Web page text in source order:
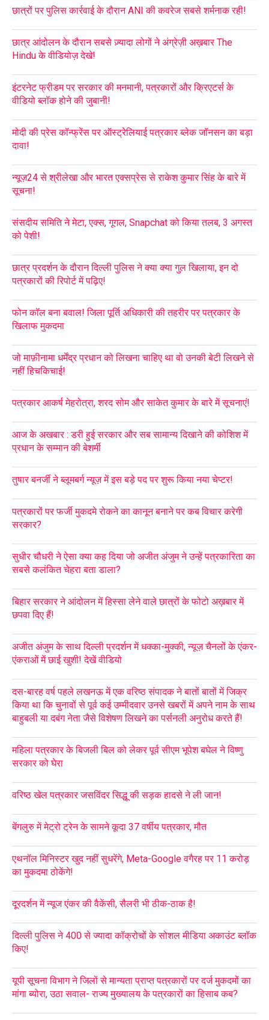
छात्रों पर पुलिस कार्रवाई के दौरान ANI की कवरेज सबसे शर्मनाक रही!
छात्र आंदोलन के दौरान सबसे ज़्यादा लोगों ने अंग्रेज़ी अख़बार The
Hindu के वीडियोज़ देखे!
इंटरनेट फ्रीडम पर सरकार की मनमानी, पत्रकारों और क्रिएटर्स के
वीडियो ब्लॉक होने की जुबानी!
मोदी की प्रेस कॉन्फ्रेंस पर ऑस्ट्रेलियाई पत्रकार ब्लेक जॉनसन का बड़ा
दावा!
न्यूज़24 से श्रीलेखा और भारत एक्सप्रेस से राकेश कुमार सिंह के बारे में
सूचना!
संसदीय समिति ने मेटा, एक्स, गूगल, Snapchat को किया तलब, 3 अगस्त
को पेशी!
छात्र प्रदर्शन के दौरान दिल्ली पुलिस ने क्या क्या गुल खिलाया, इन दो
पत्रकारों की रिपोर्ट में पढ़िए!
फोन कॉल बना बवाल! जिला पूर्ति अधिकारी की तहरीर पर पत्रकार के
खिलाफ मुकदमा
जो माफ़ीनामा धर्मेंद्र प्रधान को लिखना चाहिए था वो उनकी बेटी लिखने से
नहीं हिचकिचाई!
पत्रकार आकर्ष मेहरोत्रा, शरद सोम और साकेत कुमार के बारे में सूचनाएं!
आज के अखबार : डरी हुई सरकार और सब सामान्य दिखाने की कोशिश में
प्रधान के सम्मान की बेशर्मी
तुषार बनर्जी ने ब्लूमबर्ग न्यूज़ में इस बड़े पद पर शुरू किया नया चेप्टर!
पत्रकारों पर फर्जी मुकदमे रोकने का कानून बनाने पर कब विचार करेगी
सरकार?
सुधीर चौधरी ने ऐसा क्या कह दिया जो अजीत अंजुम ने उन्हें पत्रकारिता का
सबसे कलंकित चेहरा बता डाला?
बिहार सरकार ने आंदोलन में हिस्सा लेने वाले छात्रों के फोटो अख़बार में
छपवा दिए हैं!
अजीत अंजुम के साथ दिल्ली प्रदर्शन में धक्का-मुक्की, न्यूज़ चैनलों के एंकर-
एंकराओं में छाई खुशी! देखें वीडियो
दस-बारह वर्ष पहले लखनऊ में एक वरिष्ठ संपादक ने बातों बातों में जिक्र
किया था कि चुनावों से पूर्व कई उम्मीदवार उनसे खबरों में अपने नाम के साथ
बाहुबली या दबंग नेता जैसे विशेषण लिखने का पर्सनली अनुरोध करते हैं!
महिला पत्रकार के बिजली बिल को लेकर पूर्व सीएम भूपेश बघेल ने विष्णु
सरकार को घेरा
वरिष्ठ खेल पत्रकार जसविंदर सिद्धू की सड़क हादसे ने ली जान!
बेंगलुरु में मेट्रो ट्रेन के सामने कूदा 37 वर्षीय पत्रकार, मौत
एथनॉल मिनिस्टर खुद नहीं सुधरेंगे, Meta-Google वगैरह पर 11 करोड़
का मुकदमा ठोकेंगे!
दूरदर्शन में न्यूज एंकर की वैकेंसी, सैलरी भी ठीक-ठाक है!
दिल्ली पुलिस ने 400 से ज्यादा कॉक्रोचों के सोशल मीडिया अकाउंट ब्लॉक
किए!
यूपी सूचना विभाग ने जिलों से मान्यता प्राप्त पत्रकारों पर दर्ज मुकदमों का
मांगा ब्योरा, उठा सवाल- राज्य मुख्यालय के पत्रकारों का हिसाब कब?